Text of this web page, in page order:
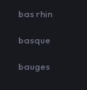
bas rhin
basque
bauges